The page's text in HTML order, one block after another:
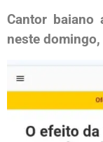
Cantor
neste domingo,